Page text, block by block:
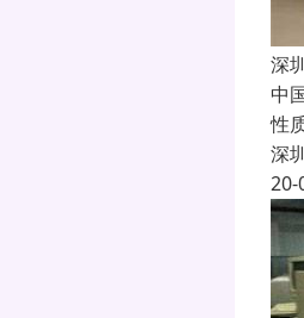
深
中
性
深
20-